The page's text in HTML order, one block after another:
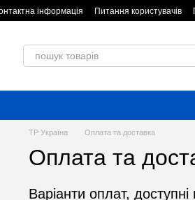
інформація Питання користувачів
ТР Україна Оплата та доставка
Оплата та
Варіанти оплат,